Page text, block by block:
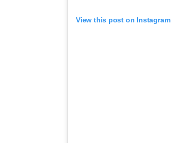
View this post on Instagram